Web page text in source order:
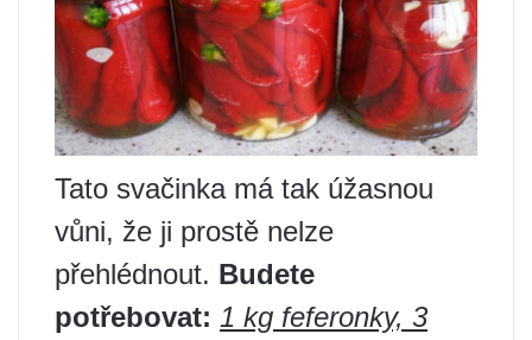
Tato svačinka má tak úžasnou
vůni, že ji prostě nelze
přehlédnout. Budete
potřebovat: 1 kg feferonky, 3